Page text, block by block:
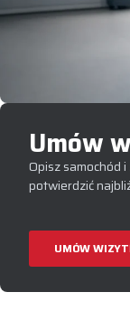
Umów
Opisz samochód
potwierdzić
UMÓW